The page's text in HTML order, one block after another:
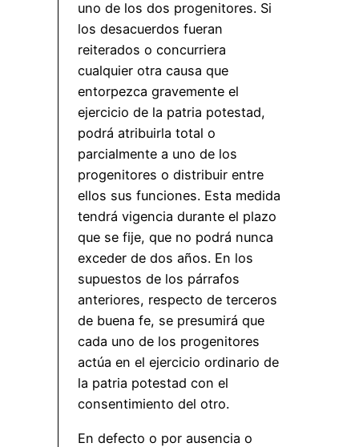
uno de los dos progenitores. Si
los desacuerdos fueran
reiterados o concurriera
cualquier otra causa que
entorpezca gravemente el
ejercicio de la patria potestad,
podrá atribuirla total o
parcialmente a uno de los
progenitores o distribuir entre
ellos sus funciones. Esta medida
tendrá vigencia durante el plazo
que se fije, que no podrá nunca
exceder de dos años. En los
supuestos de los párrafos
anteriores, respecto de terceros
de buena fe, se presumirá que
cada uno de los progenitores
actúa en el ejercicio ordinario de
la patria potestad con el
consentimiento del otro.
En defecto o por ausencia o